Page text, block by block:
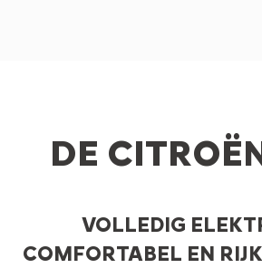
DE
VOLLEDIG
COMFORTABEL EN